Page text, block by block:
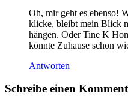
Oh, mir geht es ebenso!
klicke, bleibt mein Blick
hängen. Oder Tine K
könnte Zuhause schon
Antworten
Schreibe einen